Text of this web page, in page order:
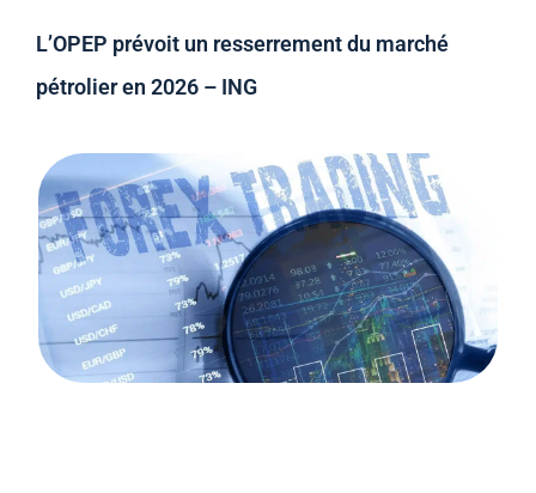
L’OPEP prévoit un resserrement du marché
pétrolier en 2026 – ING